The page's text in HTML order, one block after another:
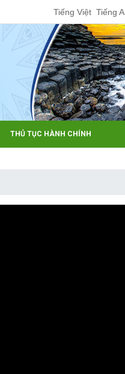
Tiếng Việt Tiếng
THỦ TỤC HÀNH CHÍNH